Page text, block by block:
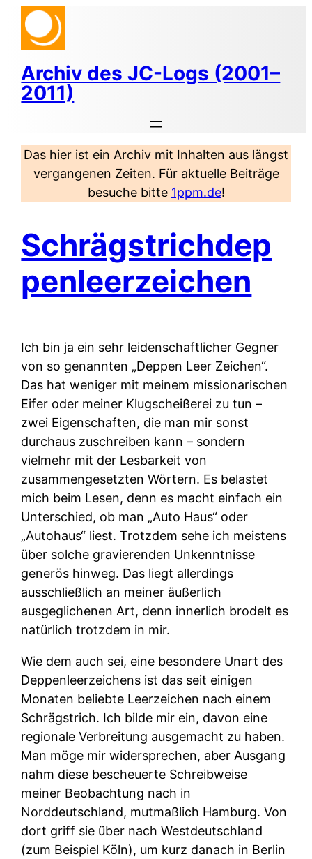
Zum
Inhalt
springen
Archiv des JC-Logs (2001–
2011)
Das hier ist ein Archiv mit Inhalten aus längst
vergangenen Zeiten. Für aktuelle Beiträge
besuche bitte 1ppm.de!
Schrägstrichdep
penleerzeichen
Ich bin ja ein sehr leidenschaftlicher Gegner
von so genannten „Deppen Leer Zeichen“.
Das hat weniger mit meinem missionarischen
Eifer oder meiner Klugscheißerei zu tun –
zwei Eigenschaften, die man mir sonst
durchaus zuschreiben kann – sondern
vielmehr mit der Lesbarkeit von
zusammengesetzten Wörtern. Es belastet
mich beim Lesen, denn es macht einfach ein
Unterschied, ob man „Auto Haus“ oder
„Autohaus“ liest. Trotzdem sehe ich meistens
über solche gravierenden Unkenntnisse
generös hinweg. Das liegt allerdings
ausschließlich an meiner äußerlich
ausgeglichenen Art, denn innerlich brodelt es
natürlich trotzdem in mir.
Wie dem auch sei, eine besondere Unart des
Deppenleerzeichens ist das seit einigen
Monaten beliebte Leerzeichen nach einem
Schrägstrich. Ich bilde mir ein, davon eine
regionale Verbreitung ausgemacht zu haben.
Man möge mir widersprechen, aber Ausgang
nahm diese bescheuerte Schreibweise
meiner Beobachtung nach in
Norddeutschland, mutmaßlich Hamburg. Von
dort griff sie über nach Westdeutschland
(zum Beispiel Köln), um kurz danach in Berlin